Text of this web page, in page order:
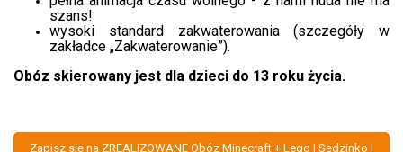
szans!
wysoki standard zakwaterowania (szczegóły w
zakładce „Zakwaterowanie”).
Obóz skierowany jest dla dzieci do 13 roku życia.
Zapisz się na ZREALIZOWANE Obóz Minecraft + Lego | Sędzinko |